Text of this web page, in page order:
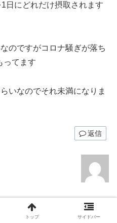
日にどれだけ摂取されます
のですがコロナ騒ぎが落ち
ってます
いなのでそれ未満になりま
返信
トップ サイドバー